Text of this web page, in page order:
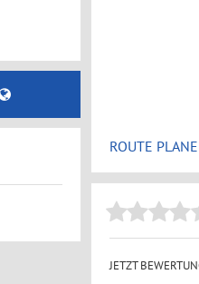
ROUTE
JETZT